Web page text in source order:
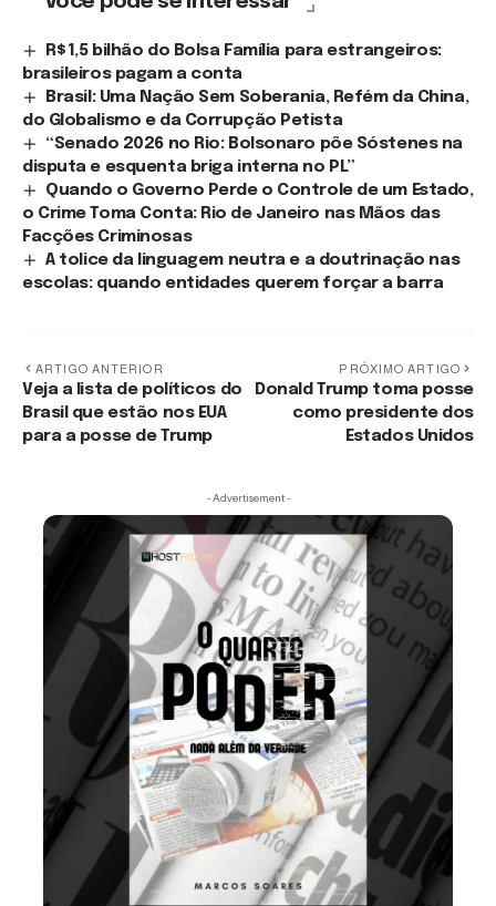
R$ 1,5 bilhão do Bolsa Família para estrangeiros:
brasileiros pagam a conta
Brasil: Uma Nação Sem Soberania, Refém da China,
do Globalismo e da Corrupção Petista
“Senado 2026 no Rio: Bolsonaro põe Sóstenes na
disputa e esquenta briga interna no PL”
Quando o Governo Perde o Controle de um Estado,
o Crime Toma Conta: Rio de Janeiro nas Mãos das
Facções Criminosas
A tolice da linguagem neutra e a doutrinação nas
escolas: quando entidades querem forçar a barra
ARTIGO ANTERIOR
Veja a lista de políticos do
Brasil que estão nos EUA
para a posse de Trump
PRÓXIMO ARTIGO
Donald Trump toma posse
como presidente dos
Estados Unidos
- Advertisement -